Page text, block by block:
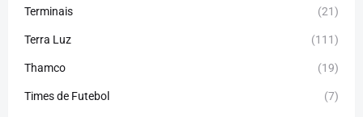
Terminais (21)
Terra Luz (111)
Thamco (19)
Times de Futebol (7)